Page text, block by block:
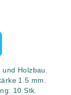
Holzbau.
1.5 mm.
10 Stk.